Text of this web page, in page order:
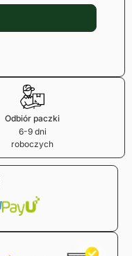
Odbiór paczki
6-9 dni
roboczych